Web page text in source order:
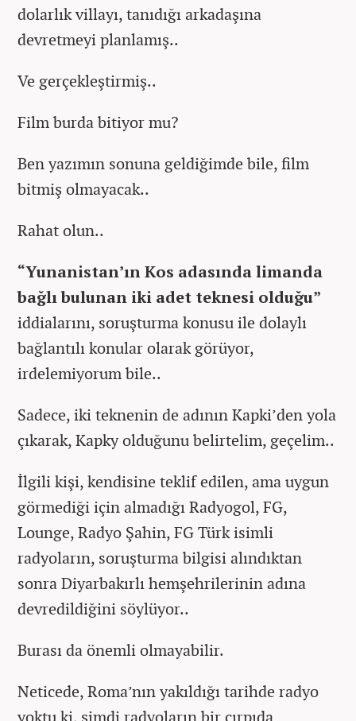
dolarlık villayı, tanıdığı arkadaşına
devretmeyi planlamış..
Ve gerçekleştirmiş..
Film burda bitiyor mu?
Ben yazımın sonuna geldiğimde bile, film
bitmiş olmayacak..
Rahat olun..
“Yunanistan’ın Kos adasında limanda
bağlı bulunan iki adet teknesi olduğu”
iddialarını, soruşturma konusu ile dolaylı
bağlantılı konular olarak görüyor,
irdelemiyorum bile..
Sadece, iki teknenin de adının Kapki’den yola
çıkarak, Kapky olduğunu belirtelim, geçelim..
İlgili kişi, kendisine teklif edilen, ama uygun
görmediği için almadığı Radyogol, FG,
Lounge, Radyo Şahin, FG Türk isimli
radyoların, soruşturma bilgisi alındıktan
sonra Diyarbakırlı hemşehrilerinin adına
devredildiğini söylüyor..
Burası da önemli olmayabilir.
Neticede, Roma’nın yakıldığı tarihde radyo
yoktu ki, şimdi radyoların bir çırpıda